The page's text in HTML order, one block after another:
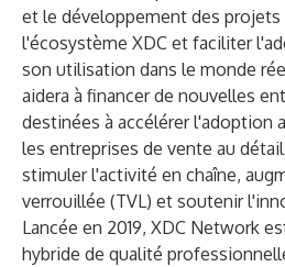
et le développement des projets
l'écosystème XDC et faciliter
son utilisation dans le monde
aidera à financer de nouvelles
destinées à accélérer l'adoption
les entreprises de vente au
stimuler l'activité en chaîne,
verrouillée (TVL) et soutenir
Lancée en 2019, XDC Network
hybride de qualité